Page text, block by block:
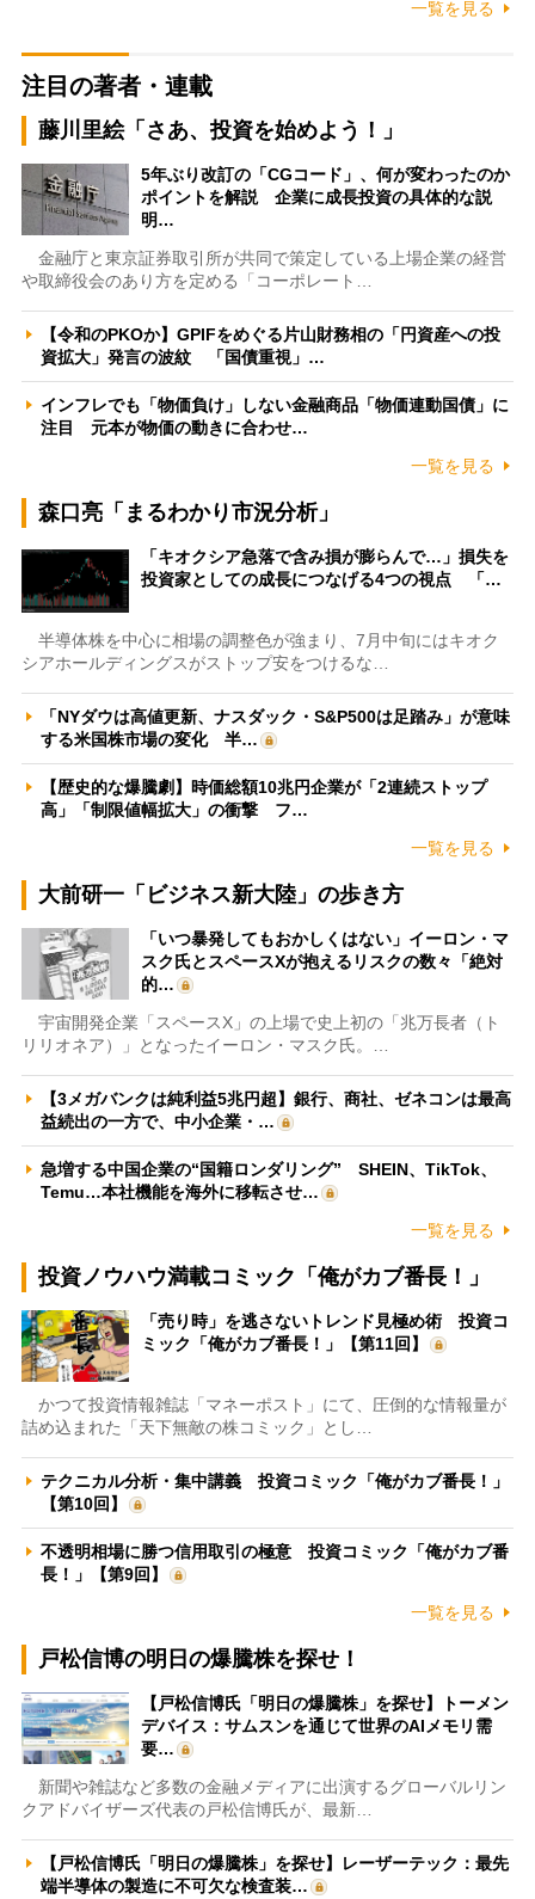
一覧を見る
注目の著者・連載
藤川里絵「さあ、投資を始めよう！」
5年ぶり改訂の「CGコード」、何が変わったのか
ポイントを解説 企業に成長投資の具体的な説
明…
金融庁と東京証券取引所が共同で策定している上場企業の経営
や取締役会のあり方を定める「コーポレート…
【令和のPKOか】GPIFをめぐる片山財務相の「円資産への投
資拡大」発言の波紋 「国債重視」…
インフレでも「物価負け」しない金融商品「物価連動国債」に
注目 元本が物価の動きに合わせ…
一覧を見る
森口亮「まるわかり市況分析」
「キオクシア急落で含み損が膨らんで…」損失を
投資家としての成長につなげる4つの視点 「…
半導体株を中心に相場の調整色が強まり、7月中旬にはキオク
シアホールディングスがストップ安をつけるな…
「NYダウは高値更新、ナスダック・S&P500は足踏み」が意味
する米国株市場の変化 半…
【歴史的な爆騰劇】時価総額10兆円企業が「2連続ストップ
高」「制限値幅拡大」の衝撃 フ…
一覧を見る
大前研一「ビジネス新大陸」の歩き方
「いつ暴発してもおかしくはない」イーロン・マ
スク氏とスペースXが抱えるリスクの数々「絶対
的…
宇宙開発企業「スペースX」の上場で史上初の「兆万長者（ト
リリオネア）」となったイーロン・マスク氏。…
【3メガバンクは純利益5兆円超】銀行、商社、ゼネコンは最高
益続出の一方で、中小企業・…
急増する中国企業の“国籍ロンダリング” SHEIN、TikTok、
Temu…本社機能を海外に移転させ…
一覧を見る
投資ノウハウ満載コミック「俺がカブ番長！」
「売り時」を逃さないトレンド見極め術 投資コ
ミック「俺がカブ番長！」【第11回】
かつて投資情報雑誌「マネーポスト」にて、圧倒的な情報量が
詰め込まれた「天下無敵の株コミック」とし…
テクニカル分析・集中講義 投資コミック「俺がカブ番長！」
【第10回】
不透明相場に勝つ信用取引の極意 投資コミック「俺がカブ番
長！」【第9回】
一覧を見る
戸松信博の明日の爆騰株を探せ！
【戸松信博氏「明日の爆騰株」を探せ】トーメン
デバイス：サムスンを通じて世界のAIメモリ需
要…
新聞や雑誌など多数の金融メディアに出演するグローバルリン
クアドバイザーズ代表の戸松信博氏が、最新…
【戸松信博氏「明日の爆騰株」を探せ】レーザーテック：最先
端半導体の製造に不可欠な検査装…